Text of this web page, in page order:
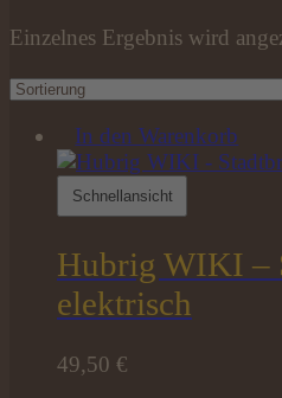
Einzelnes Ergebnis wird
In den Warenkorb
Schnellansicht
Hubrig WIKI –
elektrisch
49,50 €